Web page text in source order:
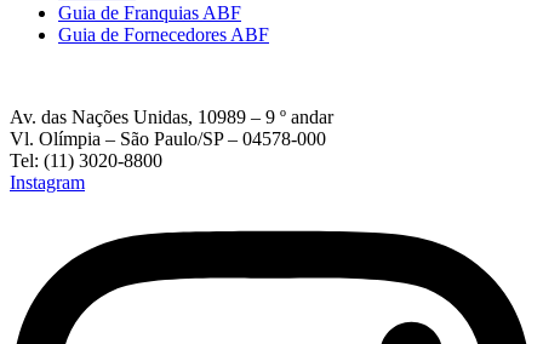
Guia de Franquias ABF
Guia de Fornecedores ABF
Av. das Nações Unidas, 10989 – 9 º andar
Vl. Olímpia – São Paulo/SP – 04578-000
Tel: (11) 3020-8800
Instagram